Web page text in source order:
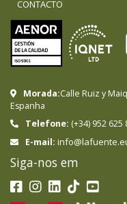
CONTACTO
Morada:Calle Ruiz y
Espanha
Telefone: (+34) 952 625
E-mail:
Siga-nos em